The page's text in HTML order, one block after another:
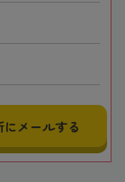
メールする